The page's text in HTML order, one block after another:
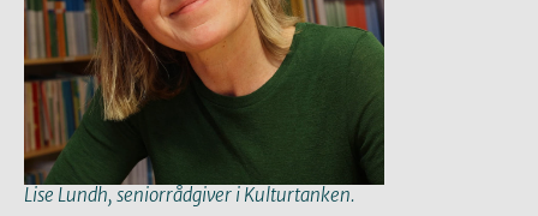
Lise Lundh, seniorrådgiver i Kulturtanken.